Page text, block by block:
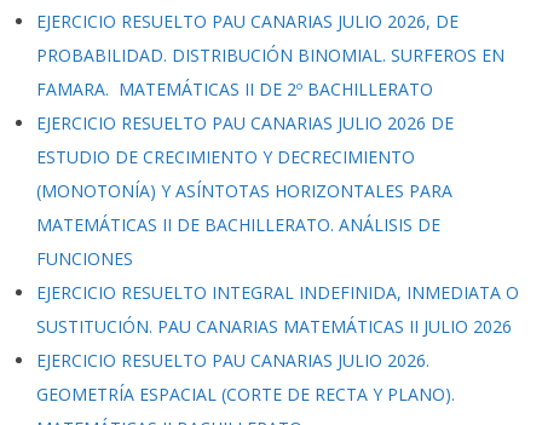
EJERCICIO RESUELTO PAU CANARIAS JULIO 2026, DE
PROBABILIDAD. DISTRIBUCIÓN BINOMIAL. SURFEROS EN
FAMARA. MATEMÁTICAS II DE 2º BACHILLERATO
EJERCICIO RESUELTO PAU CANARIAS JULIO 2026 DE
ESTUDIO DE CRECIMIENTO Y DECRECIMIENTO
(MONOTONÍA) Y ASÍNTOTAS HORIZONTALES PARA
MATEMÁTICAS II DE BACHILLERATO. ANÁLISIS DE
FUNCIONES
EJERCICIO RESUELTO INTEGRAL INDEFINIDA, INMEDIATA O
SUSTITUCIÓN. PAU CANARIAS MATEMÁTICAS II JULIO 2026
EJERCICIO RESUELTO PAU CANARIAS JULIO 2026.
GEOMETRÍA ESPACIAL (CORTE DE RECTA Y PLANO).